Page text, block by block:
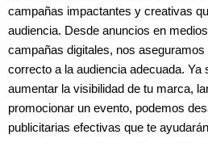
campañas impactantes y creativas
audiencia. Desde anuncios en
campañas digitales, nos
correcto a la audiencia adecuada. Ya
aumentar la visibilidad de tu marca,
promocionar un evento, podemos
publicitarias efectivas que te